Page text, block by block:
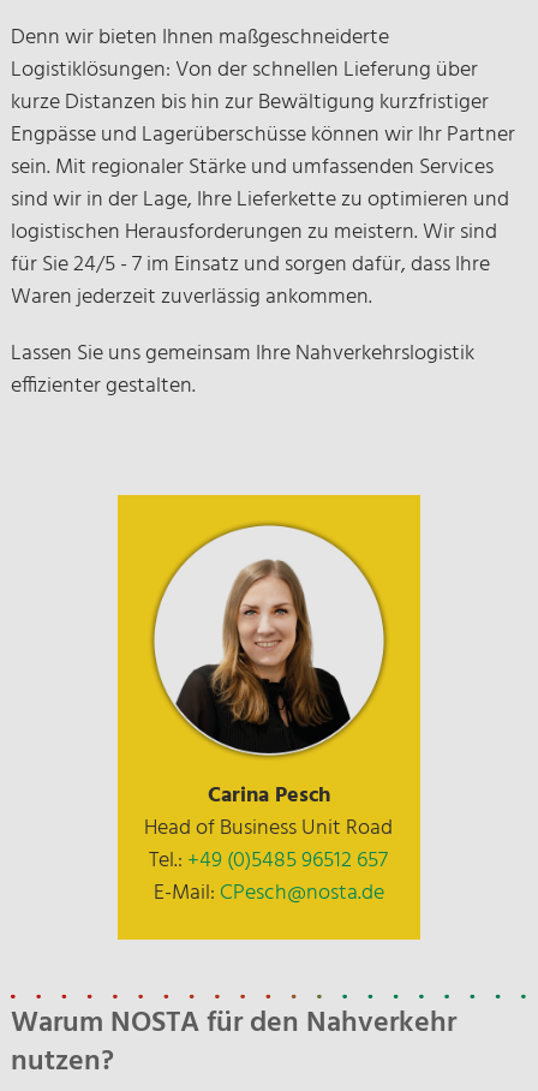
Denn wir bieten Ihnen maßgeschneiderte
Logistiklösungen: Von der schnellen Lieferung über
kurze Distanzen bis hin zur Bewältigung kurzfristiger
Engpässe und Lagerüberschüsse können wir Ihr Partner
sein. Mit regionaler Stärke und umfassenden Services
sind wir in der Lage, Ihre Lieferkette zu optimieren und
logistischen Herausforderungen zu meistern. Wir sind
für Sie 24/5 - 7 im Einsatz und sorgen dafür, dass Ihre
Waren jederzeit zuverlässig ankommen.
Lassen Sie uns gemeinsam Ihre Nahverkehrslogistik
effizienter gestalten.
Carina Pesch
Head of Business Unit Road
Tel.: +49 (0)5485 96512 657
E-Mail: CPesch@nosta.de
Warum NOSTA für den Nahverkehr
nutzen?